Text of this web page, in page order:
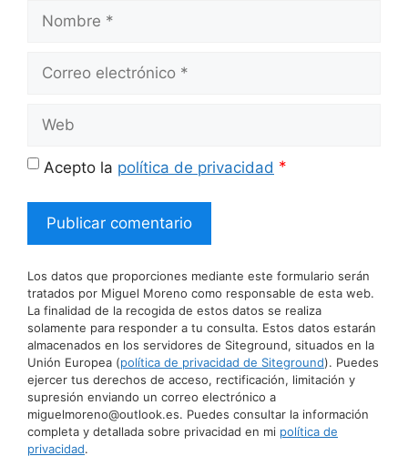
electrónico
Acepto la política de privacidad *
Los datos que proporciones mediante este formulario serán
tratados por Miguel Moreno como responsable de esta web.
La finalidad de la recogida de estos datos se realiza
solamente para responder a tu consulta. Estos datos estarán
almacenados en los servidores de Siteground, situados en la
Unión Europea (política de privacidad de Siteground). Puedes
ejercer tus derechos de acceso, rectificación, limitación y
supresión enviando un correo electrónico a
miguelmoreno@outlook.es. Puedes consultar la información
completa y detallada sobre privacidad en mi política de
privacidad.